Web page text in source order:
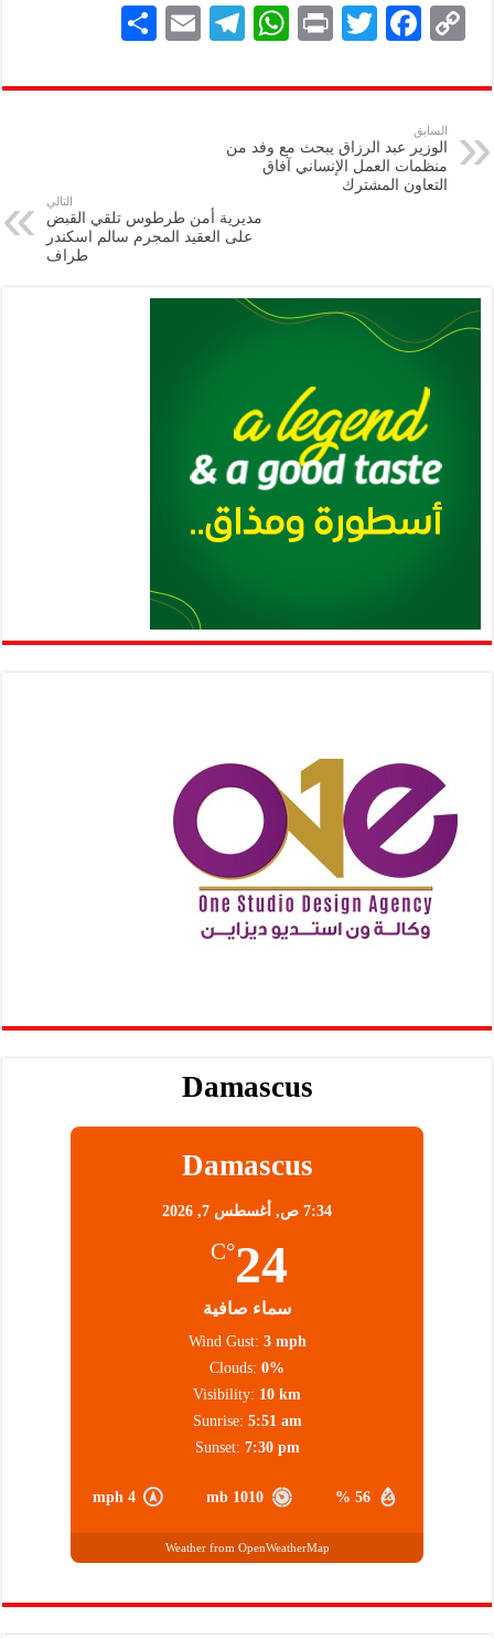
C
p
y
Li
n
F
eb
k
T
tt
P
nt
W
at
A
p
Te
gr
E
ai
ar
السابق
الوزير عبد الرزاق يبحث مع وفد من
منظمات العمل الإنساني آفاق
التعاون ‏المشترك
التالي
مديرية أمن طرطوس تلقي القبض
على العقيد المجرم سالم اسكندر
طراف
Damascus
Damascus
7:34 ص, أغسطس 7, 2026
24
°C
سماء صافية
56 %
1010 mb
4 mph
Wind Gust: 3 mph
Clouds: 0%
Visibility: 10 km
Sunrise: 5:51 am
Sunset: 7:30 pm
Weather from OpenWeatherMap